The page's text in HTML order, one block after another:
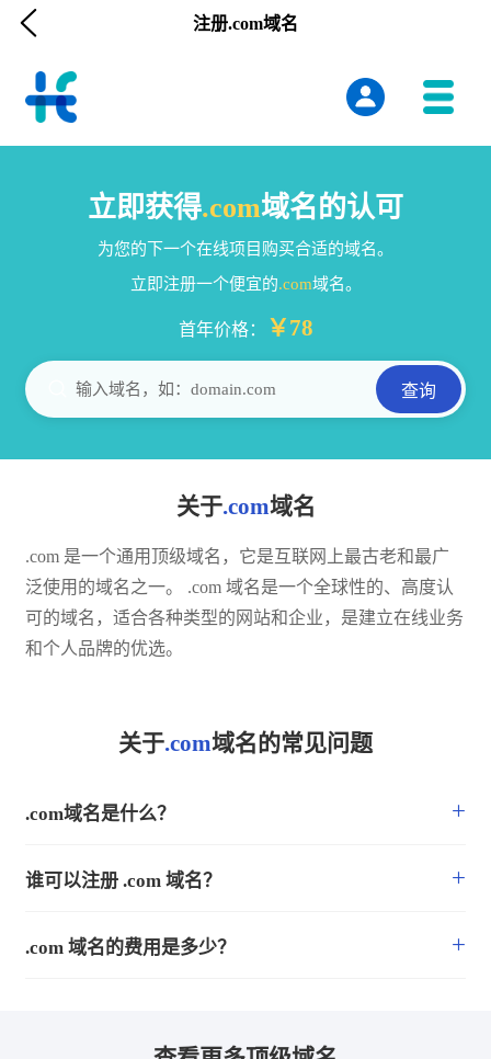
 注册.com域名
立即获得.com域名的认可
为您的下一个在线项目购买合适的域名。
立即注册一个便宜的.com域名。
首年价格： ￥78
输入域名，如：domain.com 查询
关于.com域名
.com 是一个通用顶级域名，它是互联网上最古老和最广
泛使用的域名之一。 .com 域名是一个全球性的、高度认
可的域名，适合各种类型的网站和企业，是建立在线业务
和个人品牌的优选。
关于.com域名的常见问题
.com域名是什么？ +
谁可以注册 .com 域名？ +
.com 域名的费用是多少？ +